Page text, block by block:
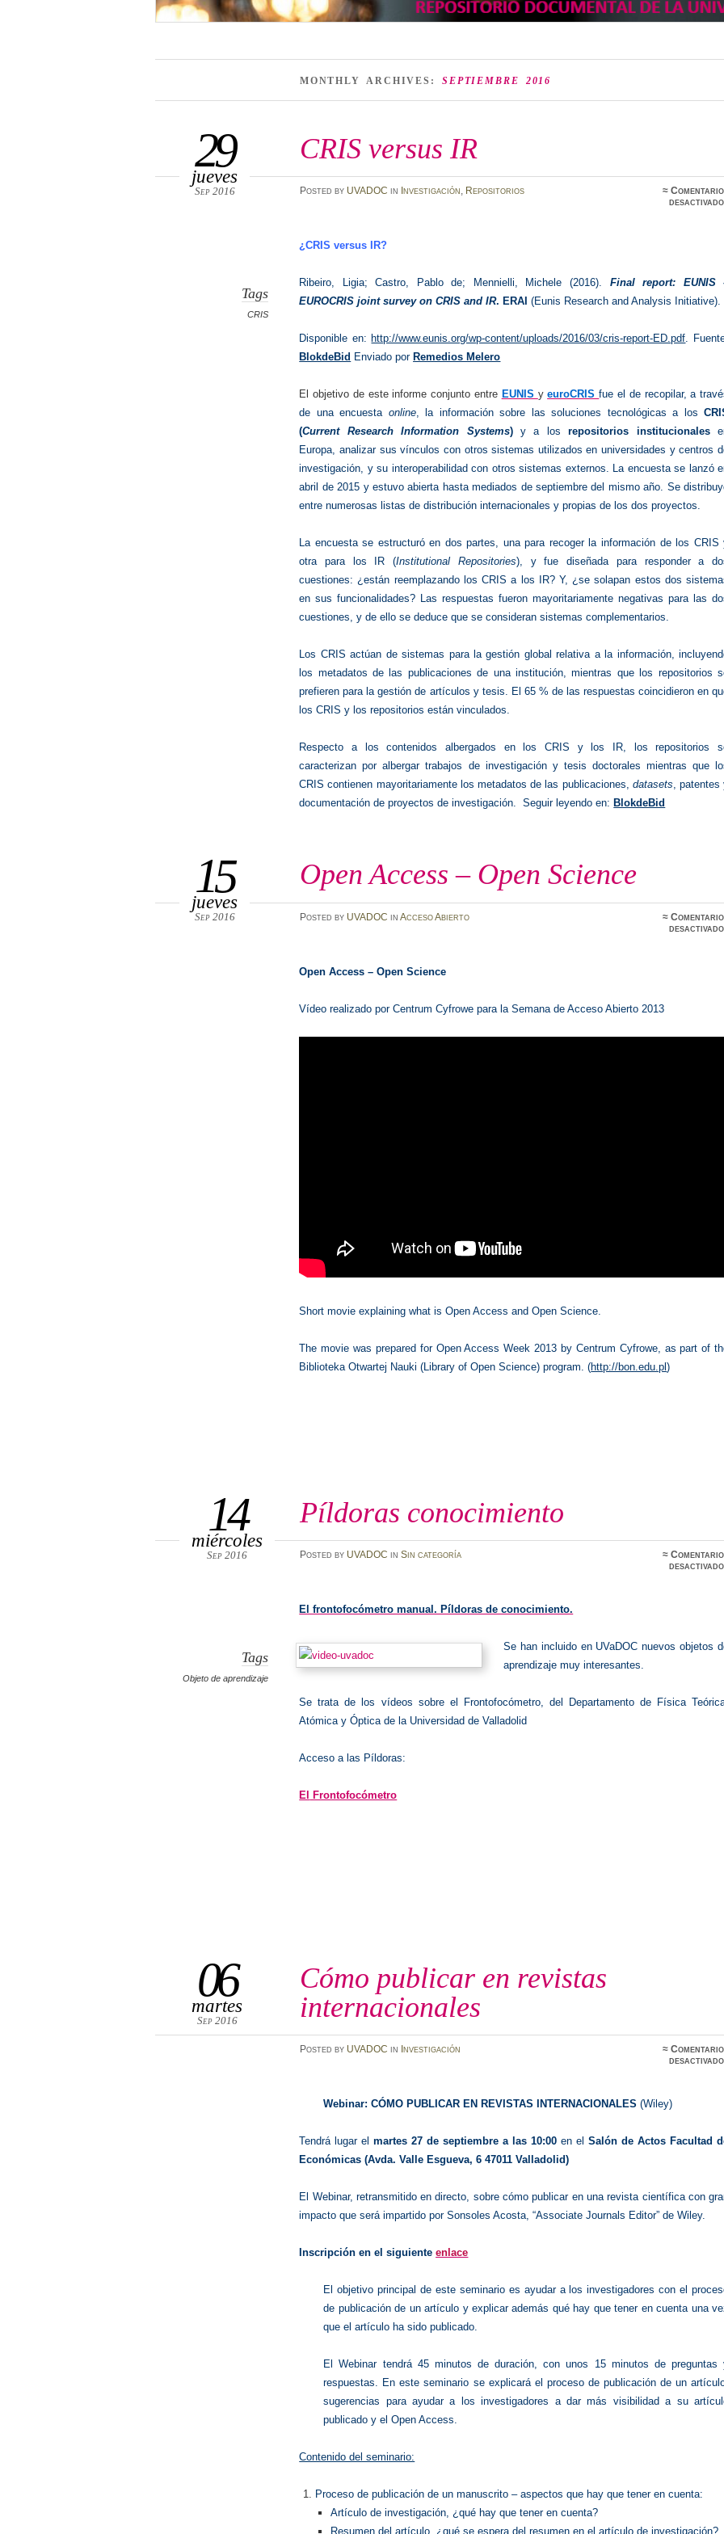
MONTHLY ARCHIVES:SEPTIEMBRE 2016
CRIS versus IR
29
jueves
Sep 2016 Posted by UVADOC in Investigación, Repositorios ≈
Tags
CRIS
¿CRIS versus IR?
Ribeiro, Ligia; Castro, Pablo de; Mennielli, Michele (2016). Final report: EUNIS
EUROCRIS joint survey on CRIS and IR. ERAI (Eunis Research and Analysis Initiative).
Disponible en: http://www.eunis.org/wp-content/uploads/2016/03/cris-report-ED.pdf.
BlokdeBid Enviado por Remedios Melero
El objetivo de este informe conjunto entre EUNIS yeuroCRISfue el de recopilar, a
de una encuesta online, la información sobre las soluciones tecnológicas a los
(Current Research Information Systems)y a losrepositorios institucionales
Europa, analizar sus vínculos con otros sistemas utilizados en universidades y centros
investigación, y su interoperabilidad con otros sistemas externos. La encuesta se lanzó
abril de 2015 y estuvo abierta hasta mediados de septiembre del mismo año. Se
entre numerosas listas de distribución internacionales y propias de los dos proyectos.
La encuesta se estructuró en dos partes, una para recoger la información de los CRIS
otra para los IR (Institutional Repositories), y fue diseñada para responder a
cuestiones: ¿están reemplazando los CRIS a los IR? Y, ¿se solapan estos dos
en sus funcionalidades? Las respuestas fueron mayoritariamente negativas para las
cuestiones, y de ello se deduce que se consideran sistemas complementarios.
Los CRIS actúan de sistemas para la gestión global relativa a la información,
los metadatos de las publicaciones de una institución, mientras que los repositorios
prefieren para la gestión de artículos y tesis. El 65 % de las respuestas coincidieron en
los CRIS y los repositorios están vinculados.
Respecto a los contenidos albergados en los CRIS y los IR, los repositorios
caracterizan por albergar trabajos de investigación y tesis doctorales mientras que
CRIS contienen mayoritariamente los metadatos de las publicaciones, datasets, patentes
documentación de proyectos de investigación. Seguir leyendo en: BlokdeBid
Open Access – Open Science
15
jueves
Sep 2016 Posted by UVADOC in Acceso Abierto ≈
Open Access – Open Science
Vídeo realizado por Centrum Cyfrowe para la Semana de Acceso Abierto 2013
Short movie explaining what is Open Access and Open Science.
The movie was prepared for Open Access Week 2013 by Centrum Cyfrowe, as part of
Biblioteka Otwartej Nauki (Library of Open Science) program. (http://bon.edu.pl)
Píldoras conocimiento
14
miércoles
Sep 2016 Posted by UVADOC in Sin categoría ≈
Tags
Objeto de aprendizaje
El frontofocómetro manual. Píldoras de conocimiento.
Se han incluido en UVaDOC nuevos objetos
aprendizaje muy interesantes.
Se trata de los vídeos sobre el Frontofocómetro, del Departamento de Física
Atómica y Óptica de la Universidad de Valladolid
Acceso a las Píldoras:
El Frontofocómetro
Cómo publicar en revistas
internacionales
06
martes
Sep 2016
Posted by UVADOC in Investigación ≈
Webinar: CÓMO PUBLICAR EN REVISTAS INTERNACIONALES (Wiley)
Tendrá lugar el martes 27 de septiembre a las 10:00 en elSalón de Actos Facultad
Económicas (Avda. Valle Esgueva, 6 47011 Valladolid)
El Webinar, retransmitido en directo, sobre cómo publicar en una revista científica con
impacto que será impartido por Sonsoles Acosta, “Associate Journals Editor” de Wiley.
Inscripción en el siguiente enlace
El objetivo principal de este seminario es ayudar a los investigadores con el
de publicación de un artículo y explicar además qué hay que tener en cuenta una
que el artículo ha sido publicado.
El Webinar tendrá 45 minutos de duración, con unos 15 minutos de preguntas
respuestas. En este seminario se explicará el proceso de publicación de un
sugerencias para ayudar a los investigadores a dar más visibilidad a su
publicado y el Open Access.
Contenido del seminario:
Proceso de publicación de un manuscrito – aspectos que hay que tener en cuenta:
Artículo de investigación, ¿qué hay que tener en cuenta?
Resumen del artículo, ¿qué se espera del resumen en el artículo de investigación?